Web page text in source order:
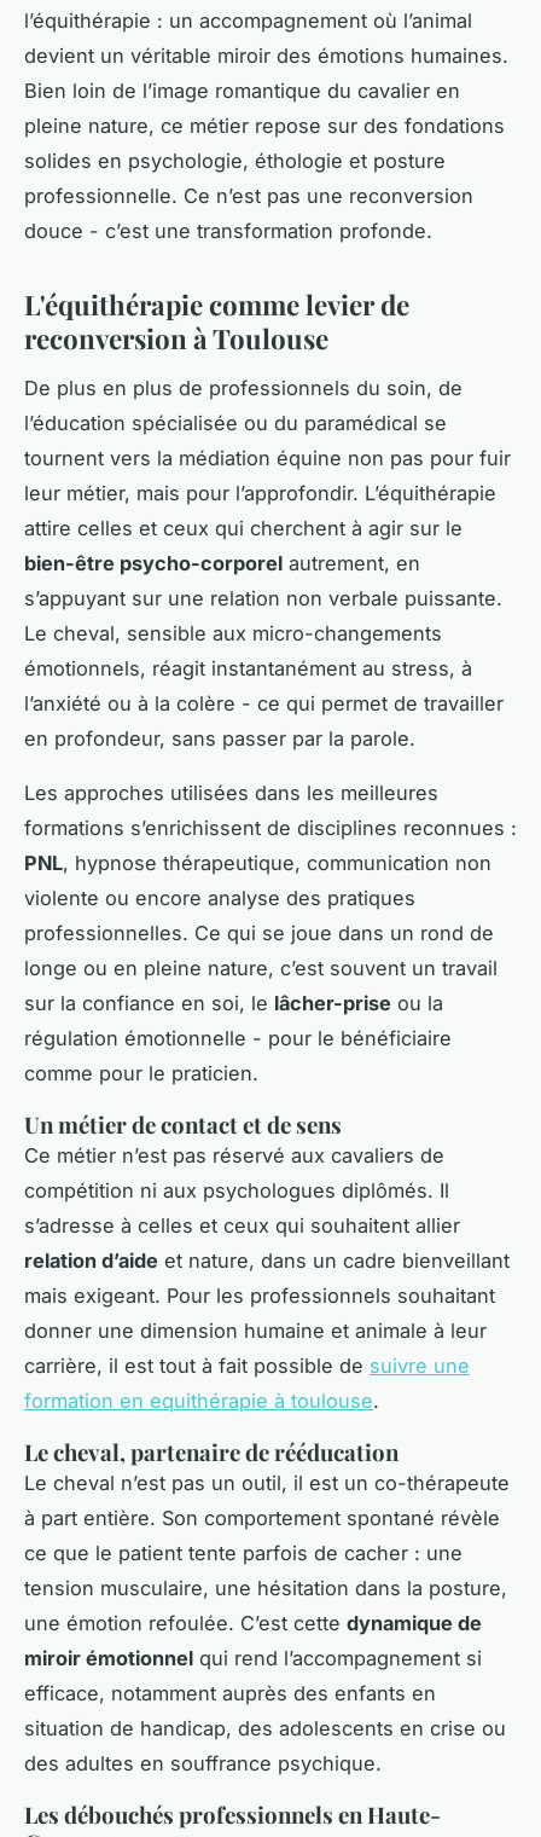
l’équithérapie : un accompagnement où l’animal
devient un véritable miroir des émotions humaines.
Bien loin de l’image romantique du cavalier en
pleine nature, ce métier repose sur des fondations
solides en psychologie, éthologie et posture
professionnelle. Ce n’est pas une reconversion
douce - c’est une transformation profonde.
L'équithérapie comme levier de
reconversion à Toulouse
De plus en plus de professionnels du soin, de
l’éducation spécialisée ou du paramédical se
tournent vers la médiation équine non pas pour fuir
leur métier, mais pour l’approfondir. L’équithérapie
attire celles et ceux qui cherchent à agir sur le
bien-être psycho-corporel autrement, en
s’appuyant sur une relation non verbale puissante.
Le cheval, sensible aux micro-changements
émotionnels, réagit instantanément au stress, à
l’anxiété ou à la colère - ce qui permet de travailler
en profondeur, sans passer par la parole.
Les approches utilisées dans les meilleures
formations s’enrichissent de disciplines reconnues :
PNL, hypnose thérapeutique, communication non
violente ou encore analyse des pratiques
professionnelles. Ce qui se joue dans un rond de
longe ou en pleine nature, c’est souvent un travail
sur la confiance en soi, le lâcher-prise ou la
régulation émotionnelle - pour le bénéficiaire
comme pour le praticien.
Un métier de contact et de sens
Ce métier n’est pas réservé aux cavaliers de
compétition ni aux psychologues diplômés. Il
s’adresse à celles et ceux qui souhaitent allier
relation d’aide et nature, dans un cadre bienveillant
mais exigeant. Pour les professionnels souhaitant
donner une dimension humaine et animale à leur
carrière, il est tout à fait possible de suivre une
formation en equithérapie à toulouse.
Le cheval, partenaire de rééducation
Le cheval n’est pas un outil, il est un co-thérapeute
à part entière. Son comportement spontané révèle
ce que le patient tente parfois de cacher : une
tension musculaire, une hésitation dans la posture,
une émotion refoulée. C’est cette dynamique de
miroir émotionnel qui rend l’accompagnement si
efficace, notamment auprès des enfants en
situation de handicap, des adolescents en crise ou
des adultes en souffrance psychique.
Les débouchés professionnels en Haute-